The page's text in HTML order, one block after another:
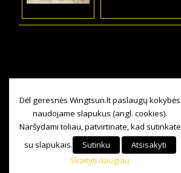
Dėl geresnės Wingtsun.lt paslaugų kokybės
naudojame slapukus (angl. cookies).
Naršydami toliau, patvirtinate, kad sutinkate
su slapukais.
Sutinku
Atsisakyti
Skaityti daugiau